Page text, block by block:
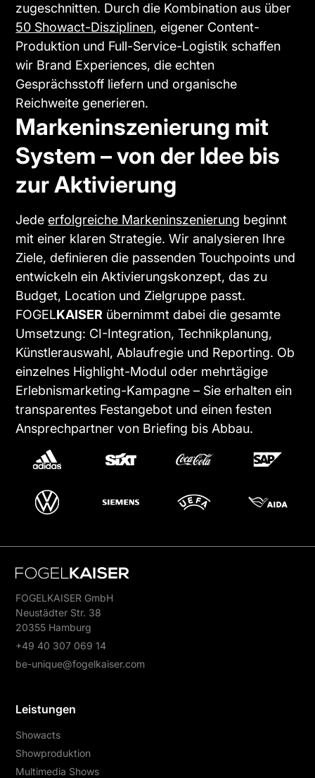
zugeschnitten. Durch die Kombination aus über
50 Showact-Disziplinen, eigener Content-
Produktion und Full-Service-Logistik schaffen
wir Brand Experiences, die echten
Gesprächsstoff liefern und organische
Reichweite generieren.
Markeninszenierung mit
System – von der Idee bis
zur Aktivierung
Jedeerfolgreiche Markeninszenierung beginnt
mit einer klaren Strategie. Wir analysieren Ihre
Ziele, definieren die passenden Touchpoints und
entwickeln ein Aktivierungskonzept, das zu
Budget, Location und Zielgruppe passt.
FOGELKAISER übernimmt dabei die gesamte
Umsetzung: CI-Integration, Technikplanung,
Künstlerauswahl, Ablaufregie und Reporting. Ob
einzelnes Highlight-Modul oder mehrtägige
Erlebnismarketing-Kampagne – Sie erhalten ein
transparentes Festangebot und einen festen
Ansprechpartner von Briefing bis Abbau.
FOGELKAISER GmbH
Neustädter Str. 38
20355 Hamburg
+49 40 307 069 14
be-unique@fogelkaiser.com
Leistungen
Showacts
Showproduktion
Multimedia Shows